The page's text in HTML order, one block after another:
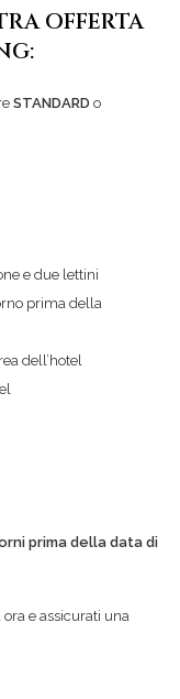
OFFERTA
STANDARD o
e due lettini
prima della
dell’hotel
prima della data di
ora e assicurati una